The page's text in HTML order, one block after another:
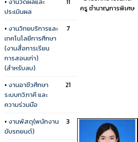
ประเมินผล
• งานวิทยบริการและ
เทคโนโลยีการศึกษา
(งานสื่อการเรียน
การสอนเก่า)
(สำหรับลบ)
7
• งานอาชีวศึกษา
ระบบทวิภาคี และ
ความร่วมมือ
21
• งานพัสดุ(พนักงาน
ขับรถยนต์)
3
ครู ชำนาญการพิเศษ